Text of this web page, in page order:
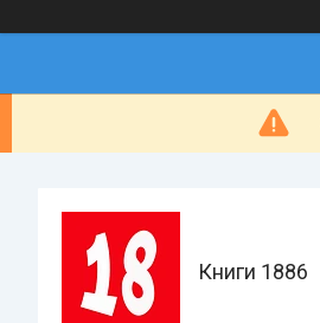
Книги 1886